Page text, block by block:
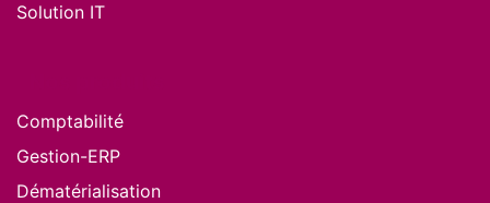
Solution IT
Comptabilité
Gestion-ERP
Dématérialisation